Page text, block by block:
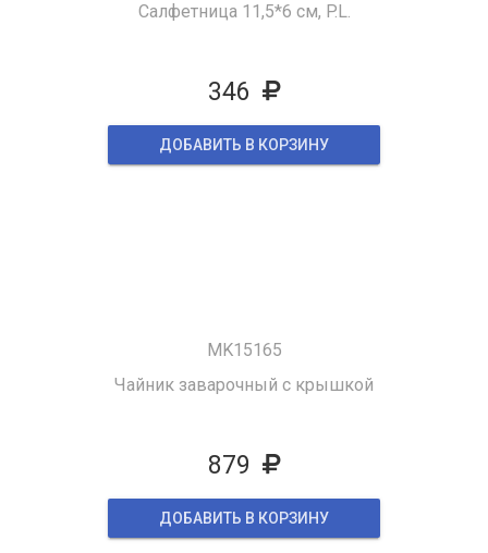
Салфетница 11,5*6 см, P.L.
346
ДОБАВИТЬ В КОРЗИНУ
MK15165
Чайник заварочный с крышкой
879
ДОБАВИТЬ В КОРЗИНУ